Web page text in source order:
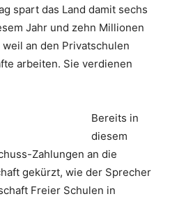
spart das Land damit sechs
Jahr und zehn Millionen
an den Privatschulen
arbeiten. Sie verdienen
Bereits in
diesem
Zahlungen an die
gekürzt, wie der Sprecher
Freier Schulen in